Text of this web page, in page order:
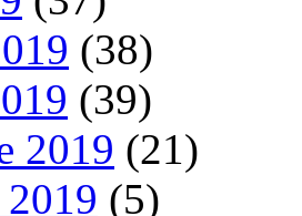
(38)
(39)
2019 (21)
(5)